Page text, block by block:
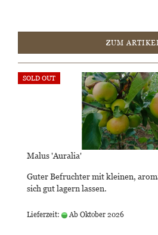
ZUM
SOLD OUT
Malus 'Auralia'
Guter Befruchter mit kleinen,
sich gut lagern lassen.
Lieferzeit: Ab Oktober 2026